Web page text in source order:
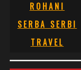
ROHANI
SERBA SERBI
TRAVEL